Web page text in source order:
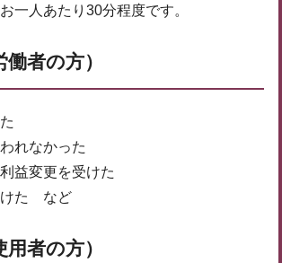
一人あたり30分程度です。
者の方）
れなかった
益変更を受けた
けた など
者の方）